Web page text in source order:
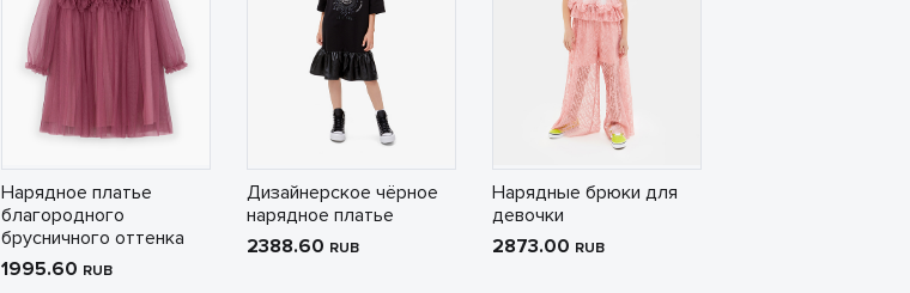
Нарядное платье
благородного
брусничного оттенка
1995.60 RUB
Дизайнерское чёрное
нарядное платье
2388.60 RUB
Нарядные брюки для
девочки
2873.00 RUB